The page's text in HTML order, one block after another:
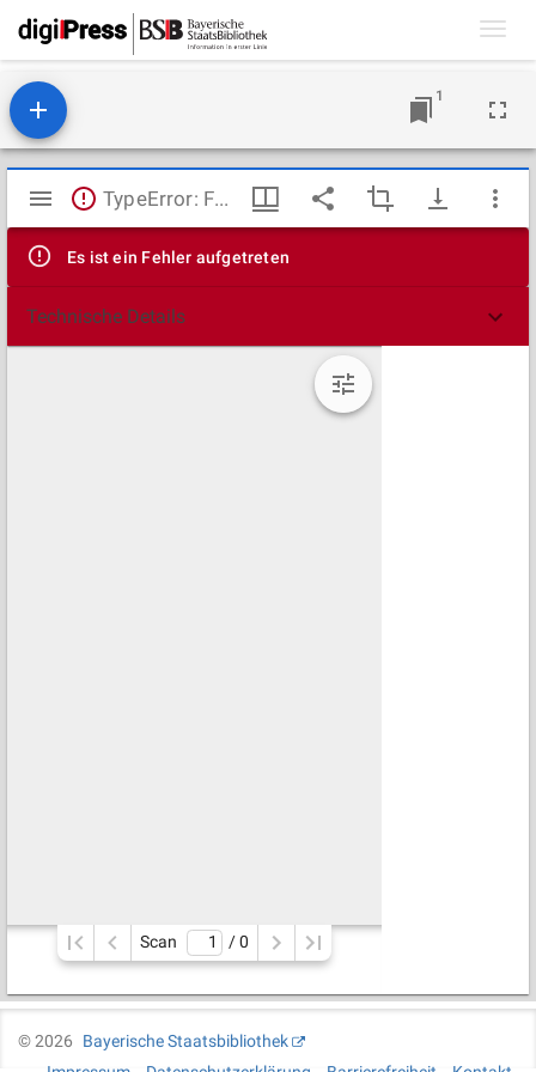
1
Mirador
Viewer
TypeError: Failed to fetch
Es ist ein Fehler aufgetreten
Technische Details
Scan / 0
©2026
Bayerische Staatsbibliothek